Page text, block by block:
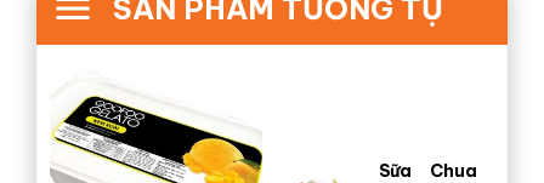
SẢN PHẨM TƯƠNG TỰ
Sữa Chua